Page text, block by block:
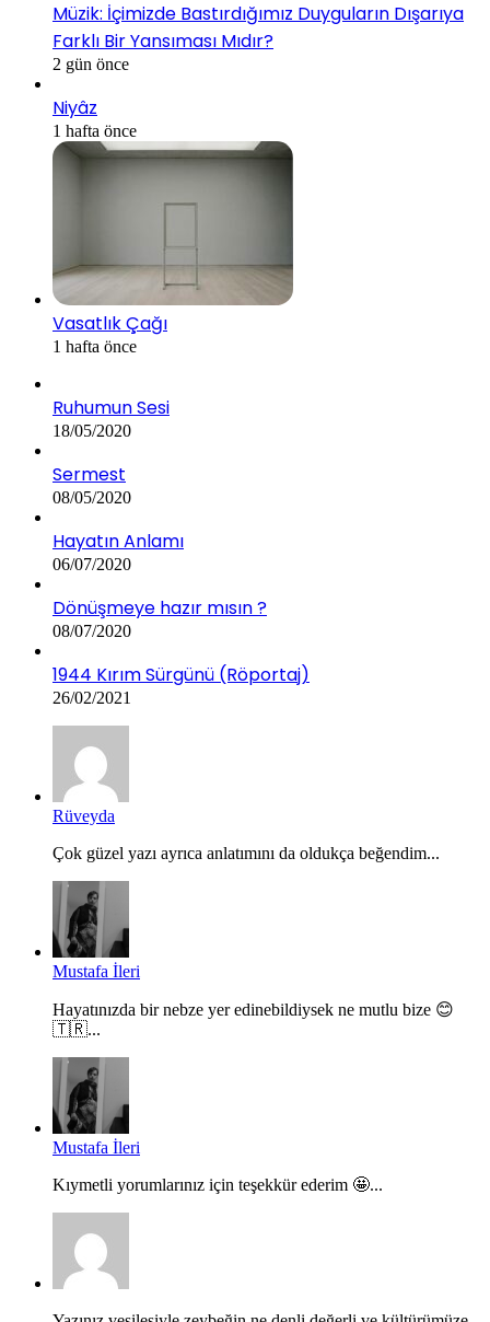
Müzik: İçimizde Bastırdığımız Duyguların Dışarıya
Farklı Bir Yansıması Mıdır?
2 gün önce
Niyâz
1 hafta önce
Vasatlık Çağı
1 hafta önce
Ruhumun Sesi
18/05/2020
Sermest
08/05/2020
Hayatın Anlamı
06/07/2020
Dönüşmeye hazır mısın ?
08/07/2020
1944 Kırım Sürgünü (Röportaj)
26/02/2021
Rüveyda
Çok güzel yazı ayrıca anlatımını da oldukça beğendim...
Mustafa İleri
Hayatınızda bir nebze yer edinebildiysek ne mutlu bize 😊
🇹🇷...
Mustafa İleri
Kıymetli yorumlarınız için teşekkür ederim 🤩...